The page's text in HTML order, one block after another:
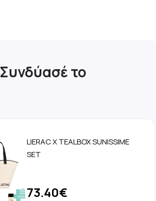
Συνδύασέ το
LIERAC X TEALBOX SUNISSIME
SET
73.40€